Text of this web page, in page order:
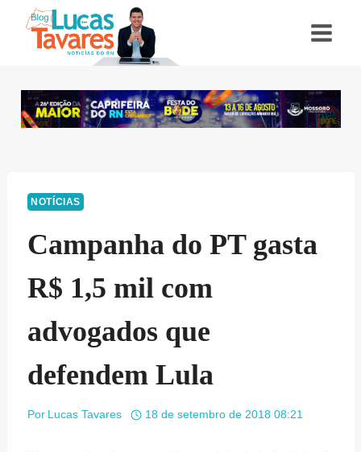
NOTÍCIAS
Campanha do PT gasta
R$ 1,5 mil com
advogados que
defendem Lula
Por Lucas Tavares 18 de setembro de 2018 08:21